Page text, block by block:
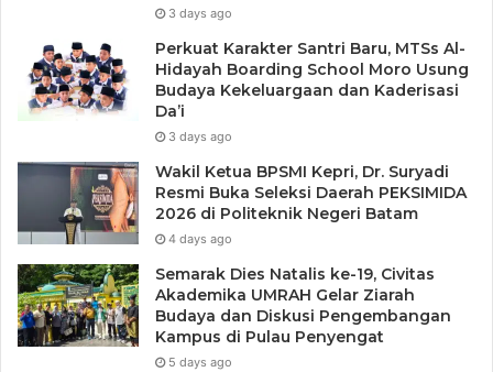
3 days ago
Perkuat Karakter Santri Baru, MTSs Al-
Hidayah Boarding School Moro Usung
Budaya Kekeluargaan dan Kaderisasi
Da’i
3 days ago
Wakil Ketua BPSMI Kepri, Dr. Suryadi
Resmi Buka Seleksi Daerah PEKSIMIDA
2026 di Politeknik Negeri Batam
4 days ago
Semarak Dies Natalis ke-19, Civitas
Akademika UMRAH Gelar Ziarah
Budaya dan Diskusi Pengembangan
Kampus di Pulau Penyengat
5 days ago